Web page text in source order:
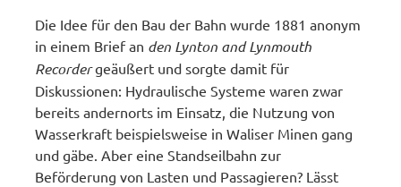
Die Idee für den Bau der Bahn wurde 1881 anonym
in einem Brief an den Lynton and Lynmouth
Recordergeäußert und sorgte damit für
Diskussionen: Hydraulische Systeme waren zwar
bereits andernorts im Einsatz, die Nutzung von
Wasserkraft beispielsweise in Waliser Minen gang
und gäbe. Aber eine Standseilbahn zur
Beförderung von Lasten und Passagieren? Lässt